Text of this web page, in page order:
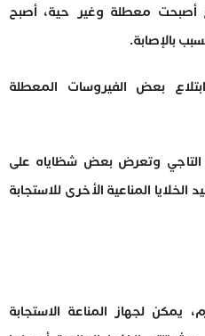
أصبحت معطلة وغير حية، أصبح
بالإصابة.
بعض الفيروسات المعطلة
التاجي وتعرض بعض شظاياه على
المناعية الأخرى للاستجابة
يمكن لجهاز المناعة الاستجابة